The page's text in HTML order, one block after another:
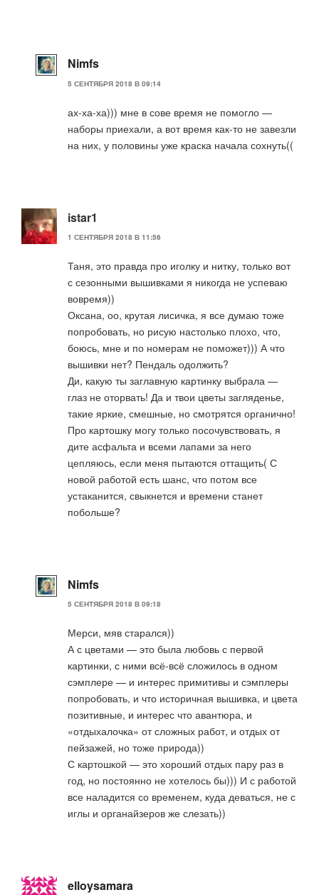
Nimfs
5 СЕНТЯБРЯ 2018 В 09:14
ах-ха-ха))) мне в сове время не помогло —
наборы приехали, а вот время как-то не завезли
на них, у половины уже краска начала сохнуть((
istar1
1 СЕНТЯБРЯ 2018 В 11:56
Таня, это правда про иголку и нитку, только вот
с сезонными вышивками я никогда не успеваю
вовремя))
Оксана, оо, крутая лисичка, я все думаю тоже
попробовать, но рисую настолько плохо, что,
боюсь, мне и по номерам не поможет))) А что
вышивки нет? Пендаль одолжить?
Ди, какую ты заглавную картинку выбрала —
глаз не оторвать! Да и твои цветы загляденье,
такие яркие, смешные, но смотрятся органично!
Про картошку могу только посочувствовать, я
дите асфальта и всеми лапами за него
цепляюсь, если меня пытаются оттащить( С
новой работой есть шанс, что потом все
устаканится, свыкнется и времени станет
побольше?
Nimfs
5 СЕНТЯБРЯ 2018 В 09:18
Мерси, мяв старался))
А с цветами — это была любовь с первой
картинки, с ними всё-всё сложилось в одном
сэмплере — и интерес примитивы и сэмплеры
попробовать, и что историчная вышивка, и цвета
позитивные, и интерес что авантюра, и
«отдыхалочка» от сложных работ, и отдых от
пейзажей, но тоже природа))
С картошкой — это хороший отдых пару раз в
год, но постоянно не хотелось бы))) И с работой
все наладится со временем, куда деваться, не с
иглы и органайзеров же слезать))
elloysamara